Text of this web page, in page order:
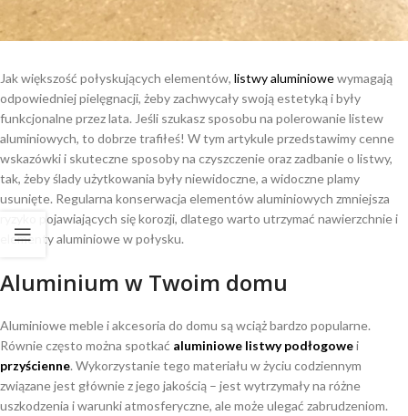
Jak większość połyskujących elementów, listwy aluminiowewymagają
odpowiedniej pielęgnacji, żeby zachwycały swoją estetyką i były
funkcjonalne przez lata. Jeśli szukasz sposobu na polerowanie listew
aluminiowych, to dobrze trafiłeś! W tym artykule przedstawimy cenne
wskazówki i skuteczne sposoby na czyszczenie oraz zadbanie o listwy,
tak, żeby ślady użytkowania były niewidoczne, a widoczne plamy
usunięte. Regularna konserwacja elementów aluminiowych zmniejsza
ryzyko pojawiających się korozji, dlatego warto utrzymać nawierzchnie i
elementy aluminiowe w połysku.
Aluminium w Twoim domu
Aluminiowe meble i akcesoria do domu są wciąż bardzo popularne.
Równie często można spotkać aluminiowe listwy podłogowei
przyścienne. Wykorzystanie tego materiału w życiu codziennym
związane jest głównie z jego jakością – jest wytrzymały na różne
uszkodzenia i warunki atmosferyczne, ale może ulegać zabrudzeniom.